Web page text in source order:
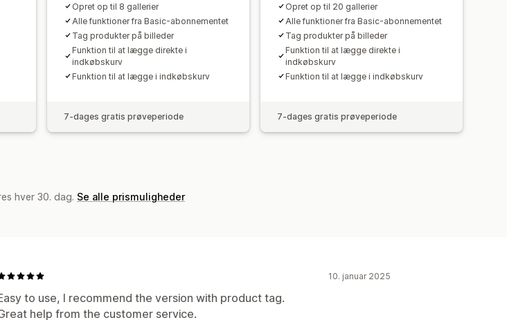
Opret op til 8 gallerier
Alle funktioner fra Basic-abonnementet
Tag produkter på billeder
Funktion til at lægge direkte i
indkøbskurv
Funktion til at lægge i indkøbskurv
7-dages gratis prøveperiode
Opret op til 20 gallerier
Alle funktioner fra Basic-abonnementet
Tag produkter på billeder
Funktion til at lægge direkte i
indkøbskurv
Funktion til at lægge i indkøbskurv
7-dages gratis prøveperiode
hver 30. dag. Se alle prismuligheder
10. januar 2025
to use, I recommend the version with product tag.
help from the customer service.